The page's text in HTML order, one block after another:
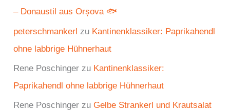
– Donaustil aus Orșova 🐟
peterschmankerl zu Kantinenklassiker: Paprikahendl
ohne labbrige Hühnerhaut
Rene Poschinger zu Kantinenklassiker:
Paprikahendl ohne labbrige Hühnerhaut
Rene Poschinger zuGelbe Strankerl und Krautsalat